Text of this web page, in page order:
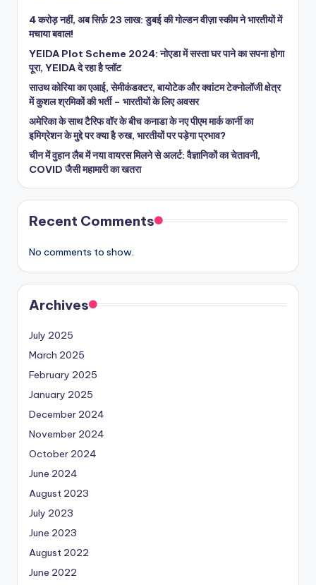
4 करोड़ नहीं, अब सिर्फ़ 23 लाख: डुबई की गोल्डन वीज़ा स्कीम ने भारतीयों में
मचाया बवाल!
YEIDA Plot Scheme 2024: नोएडा में सस्ता घर पाने का सपना होगा
पूरा, YEIDA दे रहा है प्लॉट
साउथ कोरिया का एआई, सेमीकंडक्टर, बायोटेक और क्वांटम टेक्नोलॉजी क्षेत्र
में कुशल श्रमिकों की भर्ती – भारतीयों के लिए अवसर
अमेरिका के साथ टैरिफ वॉर के बीच कनाडा के नए पीएम मार्क कार्नी का
इमिग्रेशन के मुद्दे पर क्या है रुख, भारतीयों पर पड़ेगा प्रभाव?
चीन में वुहान लैब में नया वायरस मिलने से अलर्ट: वैज्ञानिकों का चेतावनी,
COVID जैसी महामारी का खतरा
Recent Comments
No comments to show.
Archives
July 2025
March 2025
February 2025
January 2025
December 2024
November 2024
October 2024
June 2024
August 2023
July 2023
June 2023
August 2022
June 2022